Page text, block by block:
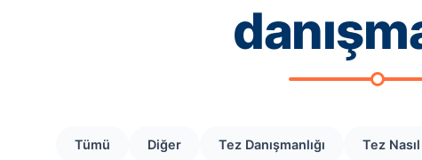
Tümü Diğer Tez Danışmanlığı Tez Nasıl